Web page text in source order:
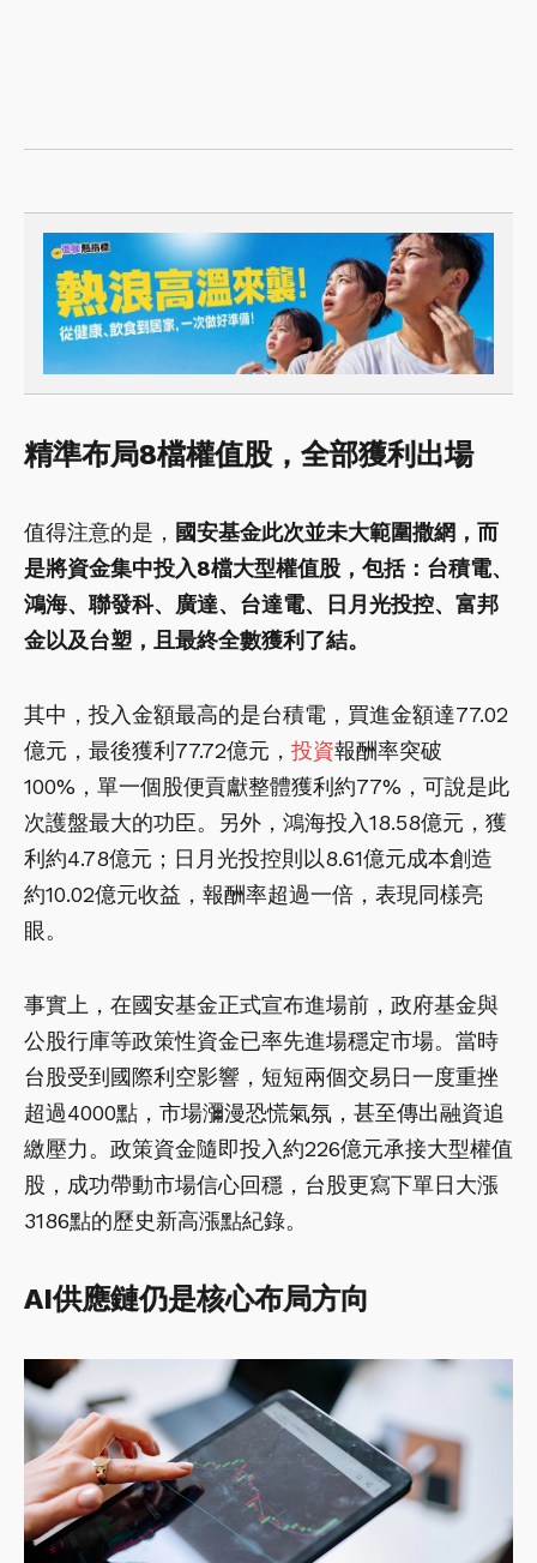
精準布局8檔權值股，全部獲利出場
值得注意的是， 國安基金此次並未大範圍撒網，而
是將資金集中投入8檔大型權值股，包括：台積電、
鴻海、聯發科、廣達、台達電、日月光投控、富邦
金以及台塑，且最終全數獲利了結。
其中，投入金額最高的是台積電，買進金額達77.02
億元，最後獲利77.72億元， 投資報酬率突破
100%，單一個股便貢獻整體獲利約77%，可說是此
次護盤最大的功臣。另外，鴻海投入18.58億元，獲
利約4.78億元；日月光投控則以8.61億元成本創造
約10.02億元收益，報酬率超過一倍，表現同樣亮
眼。
事實上，在國安基金正式宣布進場前，政府基金與
公股行庫等政策性資金已率先進場穩定市場。當時
台股受到國際利空影響，短短兩個交易日一度重挫
超過4000點，市場瀰漫恐慌氣氛，甚至傳出融資追
繳壓力。政策資金隨即投入約226億元承接大型權值
股，成功帶動市場信心回穩，台股更寫下單日大漲
3186點的歷史新高漲點紀錄。
AI供應鏈仍是核心布局方向